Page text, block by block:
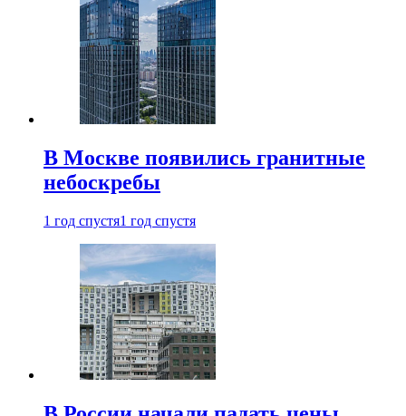
В Москве появились гранитные
небоскребы
1 год спустя1 год спустя